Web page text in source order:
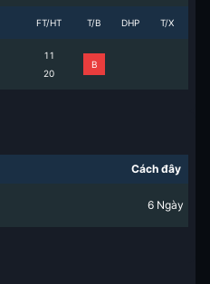
FT/HT T/B DHP T/X
1
2
1
0
B
Cách đây
6 Ngày